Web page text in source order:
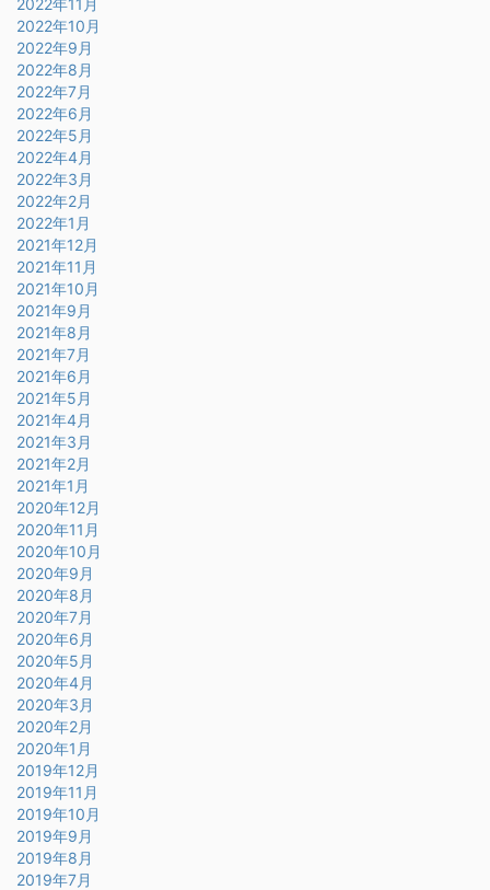
2022年10月
2022年9月
2022年8月
2022年7月
2022年6月
2022年5月
2022年4月
2022年3月
2022年2月
2022年1月
2021年12月
2021年11月
2021年10月
2021年9月
2021年8月
2021年7月
2021年6月
2021年5月
2021年4月
2021年3月
2021年2月
2021年1月
2020年12月
2020年11月
2020年10月
2020年9月
2020年8月
2020年7月
2020年6月
2020年5月
2020年4月
2020年3月
2020年2月
2020年1月
2019年12月
2019年11月
2019年10月
2019年9月
2019年8月
2019年7月